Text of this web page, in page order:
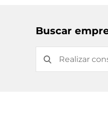
Buscar